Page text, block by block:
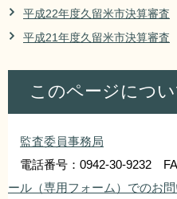
平成22年度久留米市決算審査
平成21年度久留米市決算審査
このページにつ
監査委員事務局
電話番号：0942-30-9232
ール（専用フォーム）でのお